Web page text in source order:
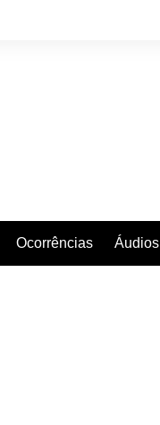
Ocorrências Áudios